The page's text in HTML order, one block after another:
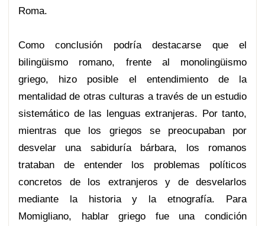
Roma.
Como conclusión podría destacarse que el
bilingüismo romano, frente al monolingüismo
griego, hizo posible el entendimiento de la
mentalidad de otras culturas a través de un estudio
sistemático de las lenguas extranjeras. Por tanto,
mientras que los griegos se preocupaban por
desvelar una sabiduría bárbara, los romanos
trataban de entender los problemas políticos
concretos de los extranjeros y de desvelarlos
mediante la historia y la etnografía. Para
Momigliano, hablar griego fue una condición